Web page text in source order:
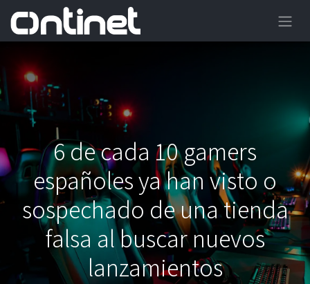
6 de cada 10 gamers
españoles ya han visto o
sospechado de una tienda
falsa al buscar nuevos
lanzamientos